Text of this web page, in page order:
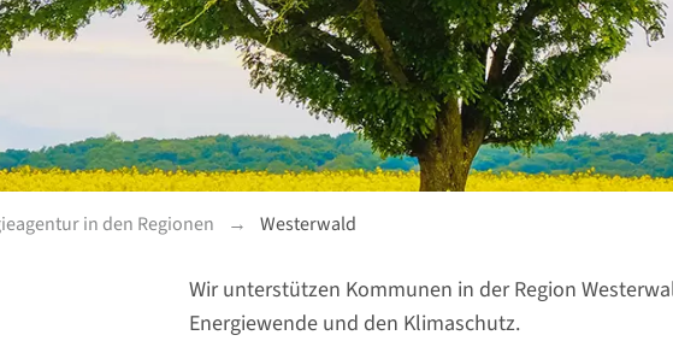
in den Regionen Westerwald
Wir unterstützen Kommunen in der Region
Energiewende und den Klimaschutz.